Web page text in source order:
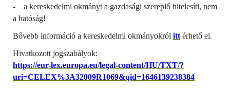
- a kereskedelmi okmányt a gazdasági szereplő hitelesíti, nem
a hatóság!
Bővebb információ a kereskedelmi okmányokról itt érhető el.
Hivatkozott jogszabályok:
https://eur-lex.europa.eu/legal-content/HU/TXT/?
uri=CELEX%3A32009R1069&qid=1646139238384